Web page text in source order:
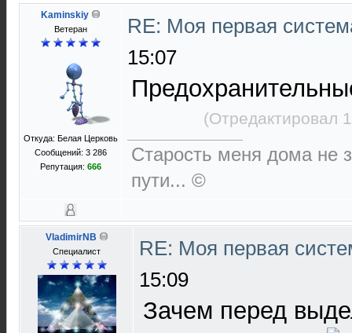
Kaminskiy
Ветеран
Откуда: Белая Церковь
Сообщений: 3 286
Репутация: 666
RE: Моя первая
15:07
(Отредактировал
Старость меня дома не
пути... ©
VladimirNB
Специалист
RE: Моя первая
15:09
Зачем перед